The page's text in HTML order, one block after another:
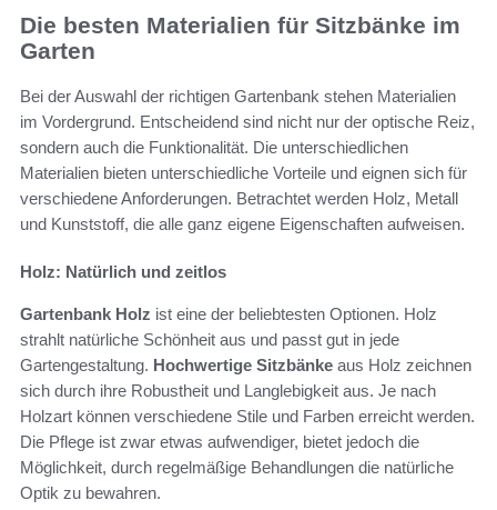
Die besten Materialien für Sitzbänke im
Garten
Bei der Auswahl der richtigen Gartenbank stehen Materialien
im Vordergrund. Entscheidend sind nicht nur der optische Reiz,
sondern auch die Funktionalität. Die unterschiedlichen
Materialien bieten unterschiedliche Vorteile und eignen sich für
verschiedene Anforderungen. Betrachtet werden Holz, Metall
und Kunststoff, die alle ganz eigene Eigenschaften aufweisen.
Holz: Natürlich und zeitlos
Gartenbank Holz ist eine der beliebtesten Optionen. Holz
strahlt natürliche Schönheit aus und passt gut in jede
Gartengestaltung. Hochwertige Sitzbänke aus Holz zeichnen
sich durch ihre Robustheit und Langlebigkeit aus. Je nach
Holzart können verschiedene Stile und Farben erreicht werden.
Die Pflege ist zwar etwas aufwendiger, bietet jedoch die
Möglichkeit, durch regelmäßige Behandlungen die natürliche
Optik zu bewahren.